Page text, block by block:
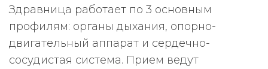
Здравница работает по 3 основным
профилям: органы дыхания, опорно-
двигательный аппарат и сердечно-
сосудистая система. Прием ведут